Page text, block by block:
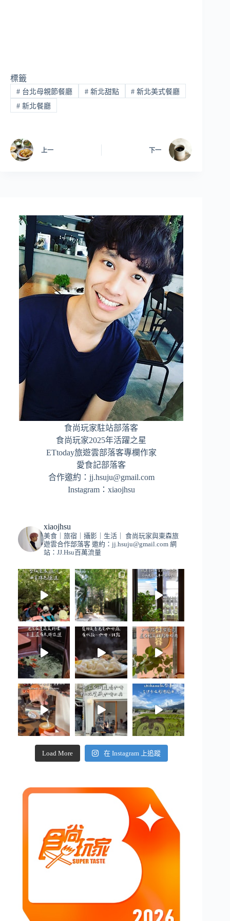
標籤
#台北母親節餐廳 #新北甜點 # 新北美式餐廳
#新北餐廳
上一 下一
食尚玩家駐站部落客
食尚玩家2025年活躍之星
ETtoday旅遊雲部落客專欄作家
愛食記部落客
合作邀約： jj.hsuju@gmail.com
Instagram： xiaojhsu
xiaojhsu
美食｜旅宿｜攝影｜生活｜
食尚玩家與東森旅
遊雲合作部落客 邀約： jj.hsuju@gmail.com 網
站：JJ.Hsu百萬流量
Load More 在 Instagram 上追蹤